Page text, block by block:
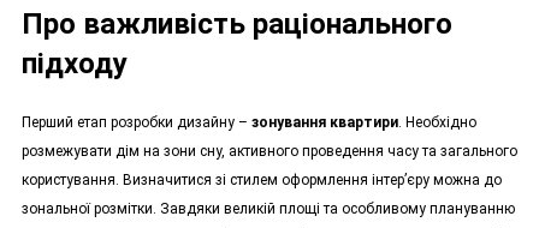
Про важливість раціонального
підходу
Перший етап розробки дизайну – зонування квартири. Необхідно
розмежувати дім на зони сну, активного проведення часу та загального
користування. Визначитися зі стилем оформлення інтер’єру можна до
зональної розмітки. Завдяки великій площі та особливому плануванню